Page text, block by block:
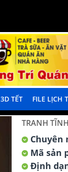
3D TẾT FILE LỊCH
TRANH
Chuyên
Mã sản
Định